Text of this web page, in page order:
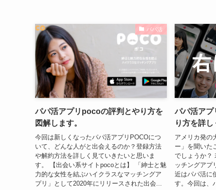
パパ活
パパ活アプリpocoの評判とやり方を
図解します。
今回は新しくなったパパ活アプリPOCOにつ
いて、どんな人がと出会えるのか？登録方法
や解約方法を詳しく見ていきたいと思いま
す。 【出会い系サイトpocoとは】 「紳士と魅
力的な女性を結ぶハイクラスなマッチングア
プリ」として2020年にリリースされた出会...
パパ活アプ
り方を詳し
アメリカ発の
ー」を聞いた
でしょうか？
ッチングアプ
近はパパ活に
す。今回は、